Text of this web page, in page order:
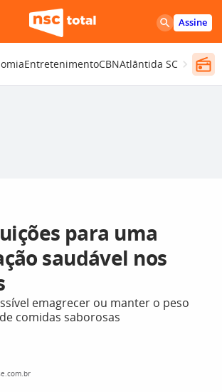
Assine
EntretenimentoCBNAtlântida SC
para uma
saudável nos
emagrecer ou manter o peso
comidas saborosas